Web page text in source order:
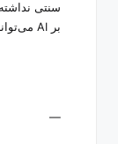
سنتی
بر
—